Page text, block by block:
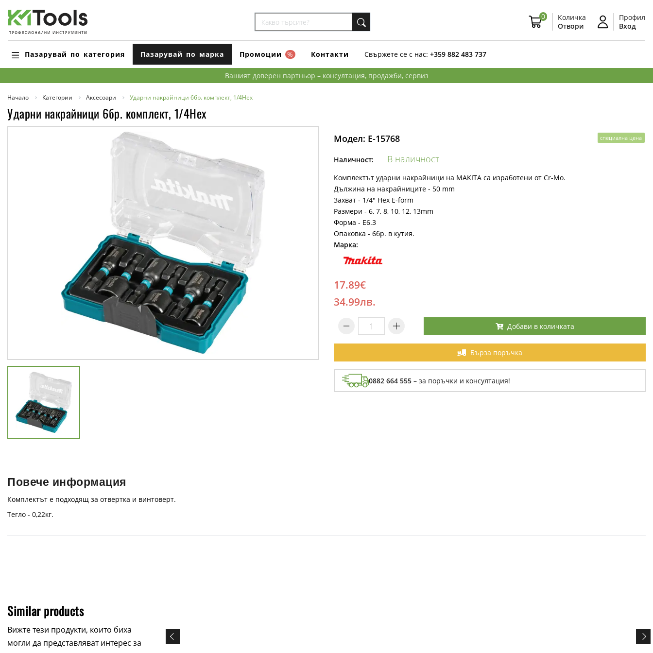
0
Количка
Отвори
Профил
Вход
Пазарувай по категория Пазарувай по марка Промоции % Контакти Свържете се с нас: +359 882 483 737
Вашият доверен партньор – консултация, продажби, сервиз
Начало Категории Аксесоари Ударни накрайници 6бр. комплект, 1/4Hex
Ударни накрайници 6бр. комплект, 1/4Hex
специална цена
Модел: E-15768
Наличност: В наличност
Комплектът ударни накрайници на МAKITA са изработени от Cr-Mo.
Дължина на накрайниците - 50 mm
Захват - 1/4" Hex E-form
Размери - 6, 7, 8, 10, 12, 13mm
Форма - Е6.3
Опаковка - 6бр. в кутия.
Марка:
17.89€
34.99лв.
Добави в количката
Бърза поръчка
0882 664 555 – за поръчки и консултация!
Повече информация
Комплектът е подходящ за отвертка и винтоверт.
Тегло - 0,22кг.
Similar products
Вижте тези продукти, които биха
могли да представляват интерес за